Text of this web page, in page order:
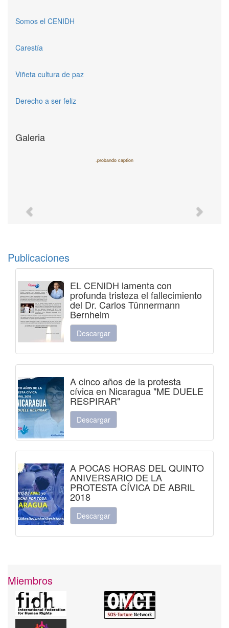
Somos el CENIDH
Carestía
Viñeta cultura de paz
Derecho a ser feliz
Galeria
.probando caption
Previous Next
Publicaciones
EL CENIDH lamenta con
profunda tristeza el fallecimiento
del Dr. Carlos Tünnermann
Bernheim
Descargar
A cinco años de la protesta
cívica en Nicaragua "ME DUELE
RESPIRAR"
Descargar
A POCAS HORAS DEL QUINTO
ANIVERSARIO DE LA
PROTESTA CÍVICA DE ABRIL
2018
Descargar
Miembros